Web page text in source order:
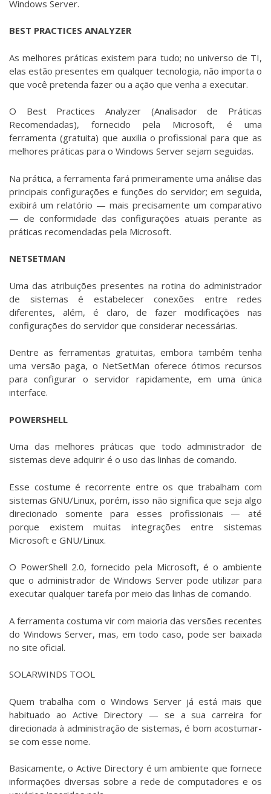
Windows Server.
BEST PRACTICES ANALYZER
As melhores práticas existem para tudo; no universo de TI,
elas estão presentes em qualquer tecnologia, não importa o
que você pretenda fazer ou a ação que venha a executar.
O Best Practices Analyzer (Analisador de Práticas
Recomendadas), fornecido pela Microsoft, é uma
ferramenta (gratuita) que auxilia o profissional para que as
melhores práticas para o Windows Server sejam seguidas.
Na prática, a ferramenta fará primeiramente uma análise das
principais configurações e funções do servidor; em seguida,
exibirá um relatório — mais precisamente um comparativo
— de conformidade das configurações atuais perante as
práticas recomendadas pela Microsoft.
NETSETMAN
Uma das atribuições presentes na rotina do administrador
de sistemas é estabelecer conexões entre redes
diferentes, além, é claro, de fazer modificações nas
configurações do servidor que considerar necessárias.
Dentre as ferramentas gratuitas, embora também tenha
uma versão paga, o NetSetMan oferece ótimos recursos
para configurar o servidor rapidamente, em uma única
interface.
POWERSHELL
Uma das melhores práticas que todo administrador de
sistemas deve adquirir é o uso das linhas de comando.
Esse costume é recorrente entre os que trabalham com
sistemas GNU/Linux, porém, isso não significa que seja algo
direcionado somente para esses profissionais — até
porque existem muitas integrações entre sistemas
Microsoft e GNU/Linux.
O PowerShell 2.0, fornecido pela Microsoft, é o ambiente
que o administrador de Windows Server pode utilizar para
executar qualquer tarefa por meio das linhas de comando.
A ferramenta costuma vir com maioria das versões recentes
do Windows Server, mas, em todo caso, pode ser baixada
no site oficial.
SOLARWINDS TOOL
Quem trabalha com o Windows Server já está mais que
habituado ao Active Directory — se a sua carreira for
direcionada à administração de sistemas, é bom acostumar-
se com esse nome.
Basicamente, o Active Directory é um ambiente que fornece
informações diversas sobre a rede de computadores e os